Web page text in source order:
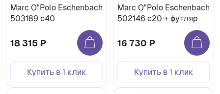
Marc O"Polo Eschenbach
503189 c40
18 315 ₽
Купить в 1 клик
Marc O"Polo Eschenbach
502146 с20 + футляр
16 730 ₽
Купить в 1 клик